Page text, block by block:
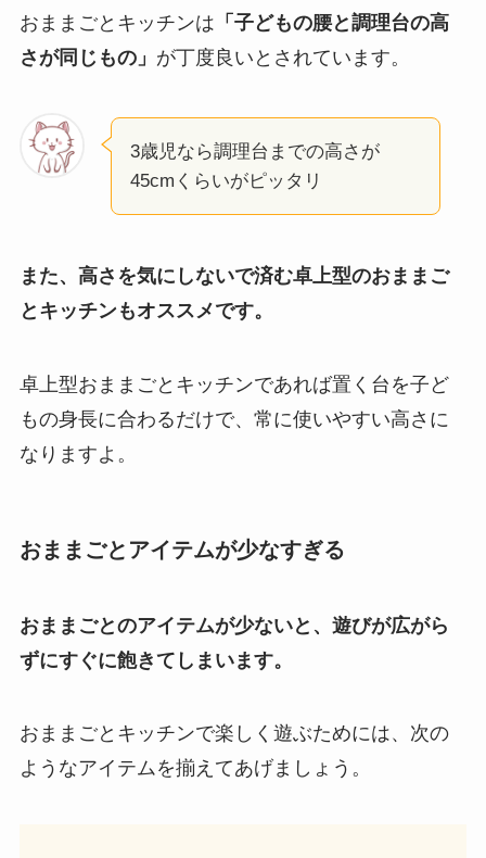
おままごとキッチンは 「子どもの腰と調理台の高
さが同じもの」 が丁度良いとされています。
3歳児なら調理台までの高さが
45cmくらいがピッタリ
また、高さを気にしないで済む卓上型のおままご
とキッチンもオススメです。
卓上型おままごとキッチンであれば置く台を子ど
もの身長に合わるだけで、常に使いやすい高さに
なりますよ。
おままごとアイテムが少なすぎる
おままごとのアイテムが少ないと、遊びが広がら
ずにすぐに飽きてしまいます。
おままごとキッチンで楽しく遊ぶためには、次の
ようなアイテムを揃えてあげましょう。